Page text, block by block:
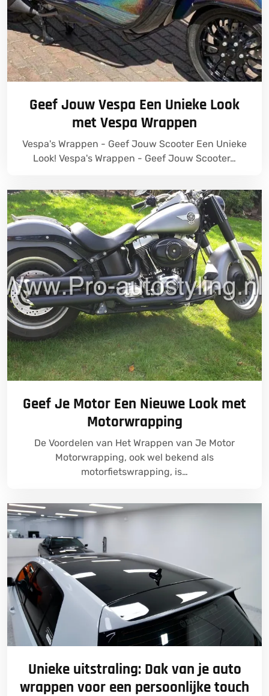
Geef Jouw Vespa Een Unieke Look
met Vespa Wrappen
Vespa's Wrappen - Geef Jouw Scooter Een Unieke
Look! Vespa's Wrappen - Geef Jouw Scooter…
Geef Je Motor Een Nieuwe Look met
Motorwrapping
De Voordelen van Het Wrappen van Je Motor
Motorwrapping, ook wel bekend als
motorfietswrapping, is…
Unieke uitstraling: Dak van je auto
wrappen voor een persoonlijke touch